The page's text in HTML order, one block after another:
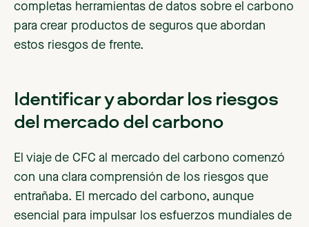
completas herramientas de datos sobre el carbono
para crear productos de seguros que abordan
estos riesgos de frente.
Identificar y abordar los riesgos
del mercado del carbono
El viaje de CFC al mercado del carbono comenzó
con una clara comprensión de los riesgos que
entrañaba. El mercado del carbono, aunque
esencial para impulsar los esfuerzos mundiales de